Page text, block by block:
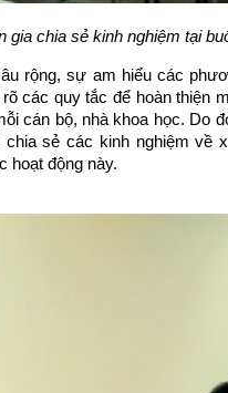
gia chia sẻ kinh nghiệm tại
rộng, sự am hiểu các
các quy tắc để hoàn thiện
cán bộ, nhà khoa học. Do
sẻ các kinh nghiệm về
hoạt động này.